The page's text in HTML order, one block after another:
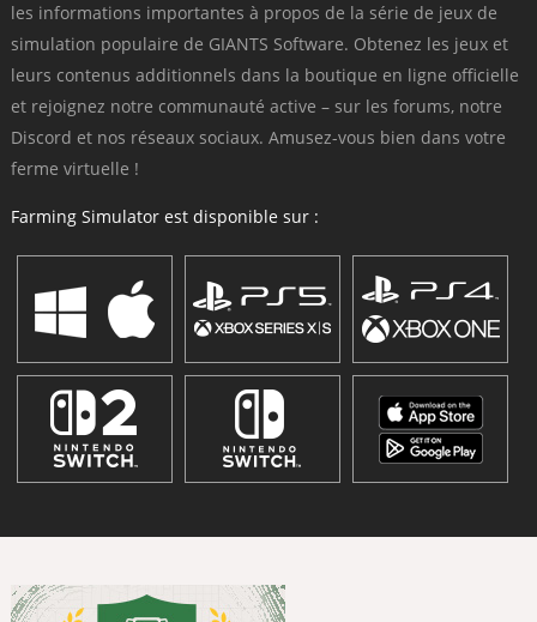
les informations importantes à propos de la série de jeux de
simulation populaire de GIANTS Software. Obtenez les jeux et
leurs contenus additionnels dans la boutique en ligne officielle
et rejoignez notre communauté active – sur les forums, notre
Discord et nos réseaux sociaux. Amusez-vous bien dans votre
ferme virtuelle !
Farming Simulator est disponible sur :